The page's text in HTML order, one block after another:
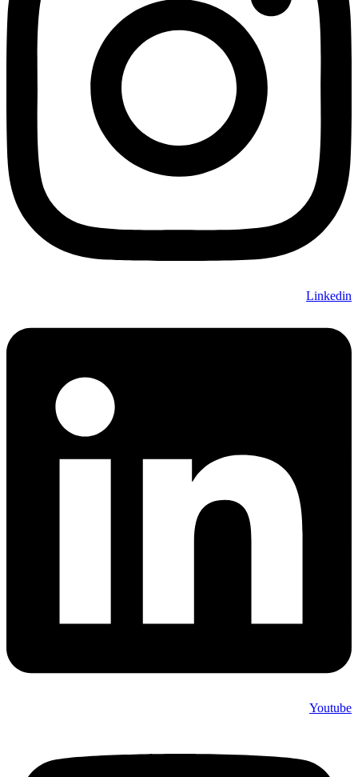
Linkedin
Youtube